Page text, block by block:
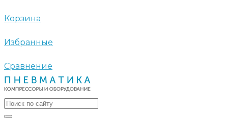
Корзина
Избранные
Сравнение